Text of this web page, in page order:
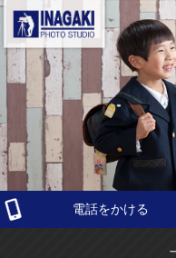
電話をかける